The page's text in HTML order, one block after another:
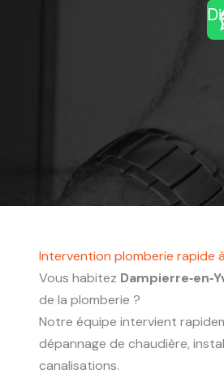
Intervention plomberie rapide
Vous habitez
de la plomberie ?
Notre équipe intervient
dépannage de chaudière,
canalisations.